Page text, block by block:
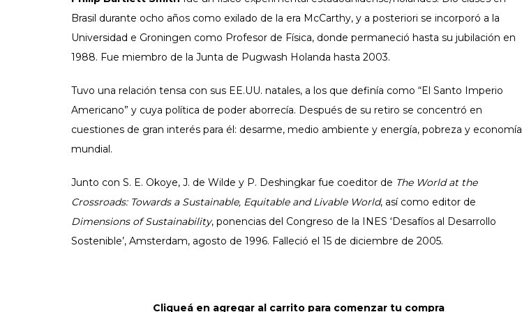
Brasil durante ocho años como exilado de la era McCarthy, y a posteriori se incorporó a la
Universidad e Groningen como Profesor de Física, donde permaneció hasta su jubilación en
1988. Fue miembro de la Junta de Pugwash Holanda hasta 2003.
Tuvo una relación tensa con sus EE.UU. natales, a los que definía como “El Santo Imperio
Americano” y cuya política de poder aborrecía. Después de su retiro se concentró en
cuestiones de gran interés para él: desarme, medio ambiente y energía, pobreza y economía
mundial.
Junto con S. E. Okoye, J. de Wilde y P. Deshingkar fue coeditor de The World at the
Crossroads: Towards a Sustainable, Equitable and Livable World, así como editor de
Dimensions of Sustainability, ponencias del Congreso de la INES ‘Desafíos al Desarrollo
Sostenible’, Amsterdam, agosto de 1996. Falleció el 15 de diciembre de 2005.
Cliqueá en agregar al carrito para comenzar tu compra